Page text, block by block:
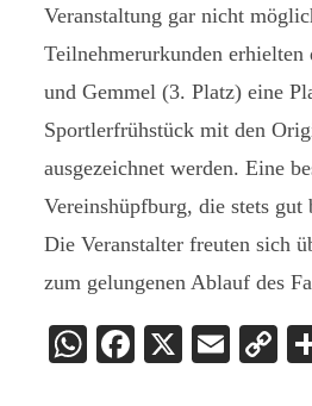
Veranstaltung gar nicht
Teilnehmerurkunden
und Gemmel (3. Platz) eine
Sportlerfrühstück mit den
ausgezeichnet werden. Eine
Vereinshüpfburg, die stets
Die Veranstalter freuten sich
zum gelungenen Ablauf des
WhatsApp
Facebook
X